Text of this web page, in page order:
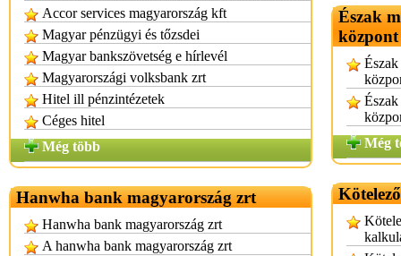
Accor services magyarország kft
Magyar pénzügyi és tőzsdei
Magyar bankszövetség e hírlevél
Magyarországi volksbank zrt
Hitel ill pénzintézetek
Céges hitel
Még több
Hanwha bank magyarország zrt
Hanwha bank magyarország zrt
A hanwha bank magyarország zrt
Észak
központ
Még